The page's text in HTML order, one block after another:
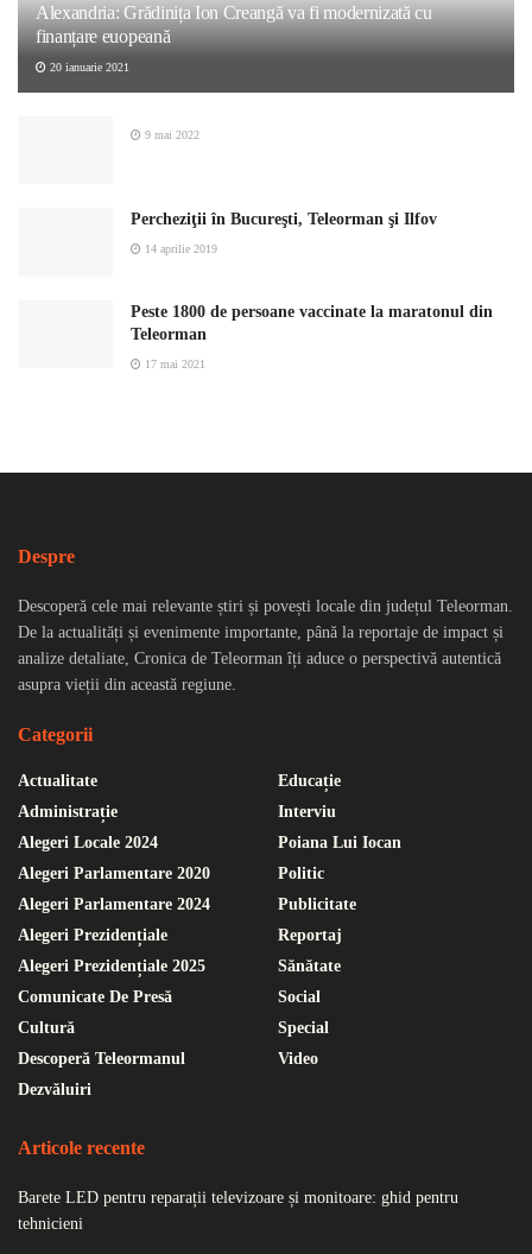
Alexandria: Grădinița Ion Creangă va fi modernizată cu
finanțare euopeană
20 ianuarie 2021
9 mai 2022
Percheziţii în Bucureşti, Teleorman şi Ilfov
14 aprilie 2019
Peste 1800 de persoane vaccinate la maratonul din
Teleorman
17 mai 2021
Despre
Descoperă cele mai relevante știri și povești locale din județul Teleorman.
De la actualități și evenimente importante, până la reportaje de impact și
analize detaliate, Cronica de Teleorman îți aduce o perspectivă autentică
asupra vieții din această regiune.
Categorii
Actualitate
Administrație
Alegeri Locale 2024
Alegeri Parlamentare 2020
Alegeri Parlamentare 2024
Alegeri Prezidențiale
Alegeri Prezidențiale 2025
Comunicate De Presă
Cultură
Descoperă Teleormanul
Dezvăluiri
Educație
Interviu
Poiana Lui Iocan
Politic
Publicitate
Reportaj
Sănătate
Social
Special
Video
Articole recente
Barete LED pentru reparații televizoare și monitoare: ghid pentru
tehnicieni